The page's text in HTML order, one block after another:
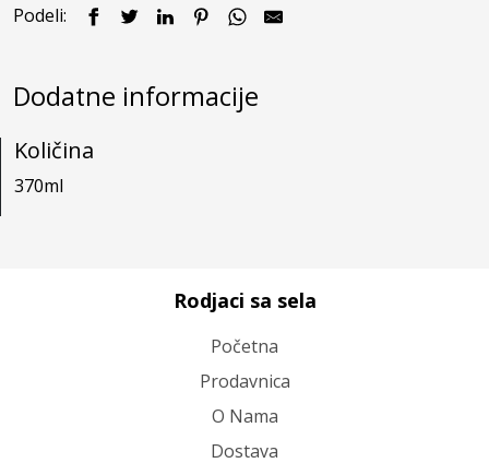
Podeli:
Dodatne informacije
Količina
370ml
Rodjaci sa sela
Početna
Prodavnica
O Nama
Dostava